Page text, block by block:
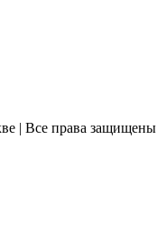
| Все права защищены